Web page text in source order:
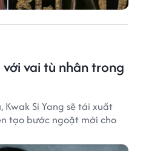
với vai tù nhân trong
Si Yang sẽ tái xuất
tạo bước ngoặt mới cho